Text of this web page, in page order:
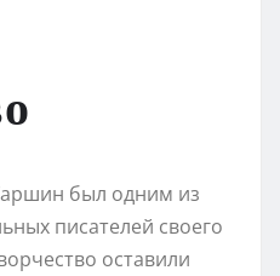
был одним из
писателей своего
оставили